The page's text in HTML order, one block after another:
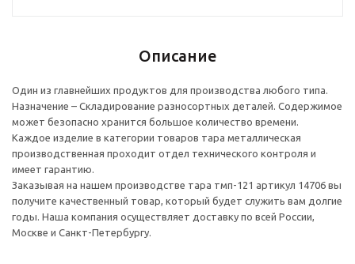
Описание
Один из главнейших продуктов для производства любого типа.
Назначение – Складирование разносортных деталей. Содержимое
может безопасно хранится большое количество времени.
Каждое изделие в категории товаров тара металлическая
производственная проходит отдел технического контроля и
имеет гарантию.
Заказывая на нашем производстве тара тмп-121 артикул 14706 вы
получите качественный товар, который будет служить вам долгие
годы. Наша компания осуществляет доставку по всей России,
Москве и Санкт-Петербургу.